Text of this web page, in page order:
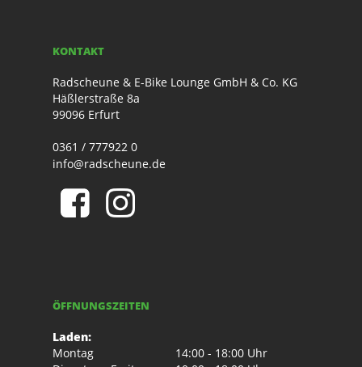
KONTAKT
Radscheune & E-Bike Lounge GmbH & Co. KG
Häßlerstraße 8a
99096 Erfurt
0361 / 777922 0
info@radscheune.de
ÖFFNUNGSZEITEN
Laden:
Montag
14:00 - 18:00 Uhr